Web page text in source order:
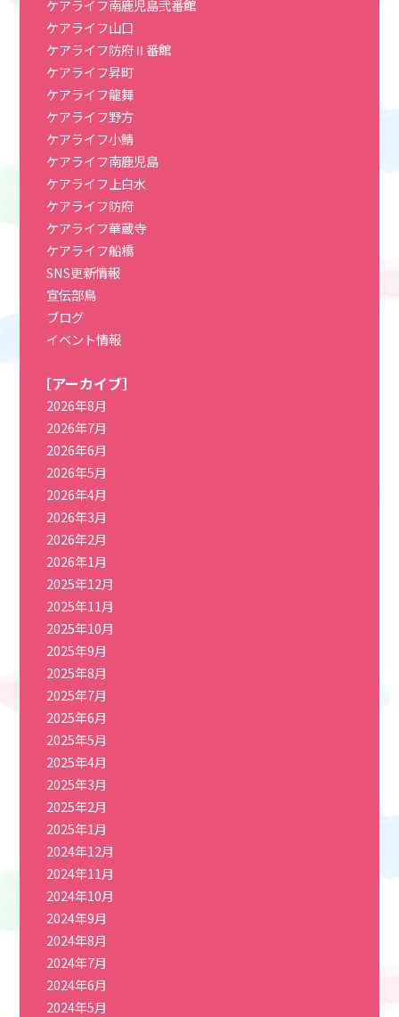
ケアライフ南鹿児島弐番館
ケアライフ山口
ケアライフ防府Ⅱ番館
ケアライフ昇町
ケアライフ龍舞
ケアライフ野方
ケアライフ小鯖
ケアライフ南鹿児島
ケアライフ上白水
ケアライフ防府
ケアライフ華蔵寺
ケアライフ船橋
SNS更新情報
宣伝部鳥
ブログ
イベント情報
［アーカイブ］
2026年8月
2026年7月
2026年6月
2026年5月
2026年4月
2026年3月
2026年2月
2026年1月
2025年12月
2025年11月
2025年10月
2025年9月
2025年8月
2025年7月
2025年6月
2025年5月
2025年4月
2025年3月
2025年2月
2025年1月
2024年12月
2024年11月
2024年10月
2024年9月
2024年8月
2024年7月
2024年6月
2024年5月